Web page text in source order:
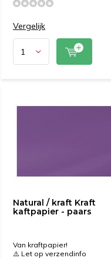
Vergelijk
Natural / kraft Kraft
kaftpapier - paars
Van kraftpapier!
⚠️ Let op verzendinfo